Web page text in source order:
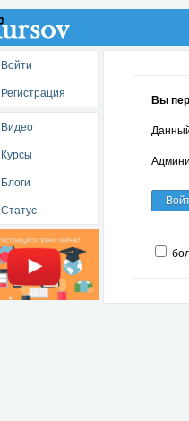
Войти
Регистрация
Видео
Курсы
Блоги
Статус
Вы